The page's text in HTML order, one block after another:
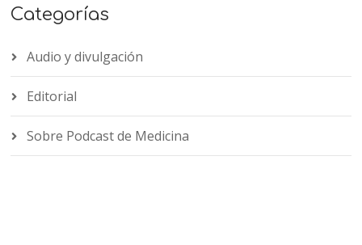
Categorías
Audio y divulgación
Editorial
Sobre Podcast de Medicina